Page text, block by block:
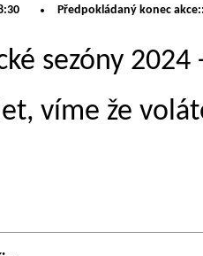
Předpokládaný konec
sezóny
víme že